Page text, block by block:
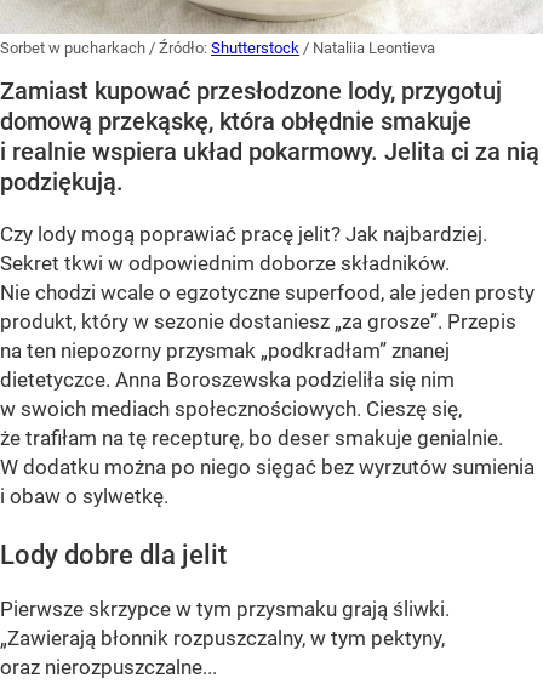
Sorbet w pucharkach / Źródło: Shutterstock / Nataliia Leontieva
Zamiast kupować przesłodzone lody, przygotuj
domową przekąskę, która obłędnie smakuje
i realnie wspiera układ pokarmowy. Jelita ci za nią
podziękują.
Czy lody mogą poprawiać pracę jelit? Jak najbardziej.
Sekret tkwi w odpowiednim doborze składników.
Nie chodzi wcale o egzotyczne superfood, ale jeden prosty
produkt, który w sezonie dostaniesz „za grosze”. Przepis
na ten niepozorny przysmak „podkradłam” znanej
dietetyczce. Anna Boroszewska podzieliła się nim
w swoich mediach społecznościowych. Cieszę się,
że trafiłam na tę recepturę, bo deser smakuje genialnie.
W dodatku można po niego sięgać bez wyrzutów sumienia
i obaw o sylwetkę.
Lody dobre dla jelit
Pierwsze skrzypce w tym przysmaku grają śliwki.
„Zawierają błonnik rozpuszczalny, w tym pektyny,
oraz nierozpuszczalne...